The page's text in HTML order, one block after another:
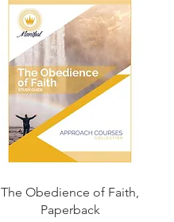
Быстрый просмотр
The Obedience of Faith,
Paperback